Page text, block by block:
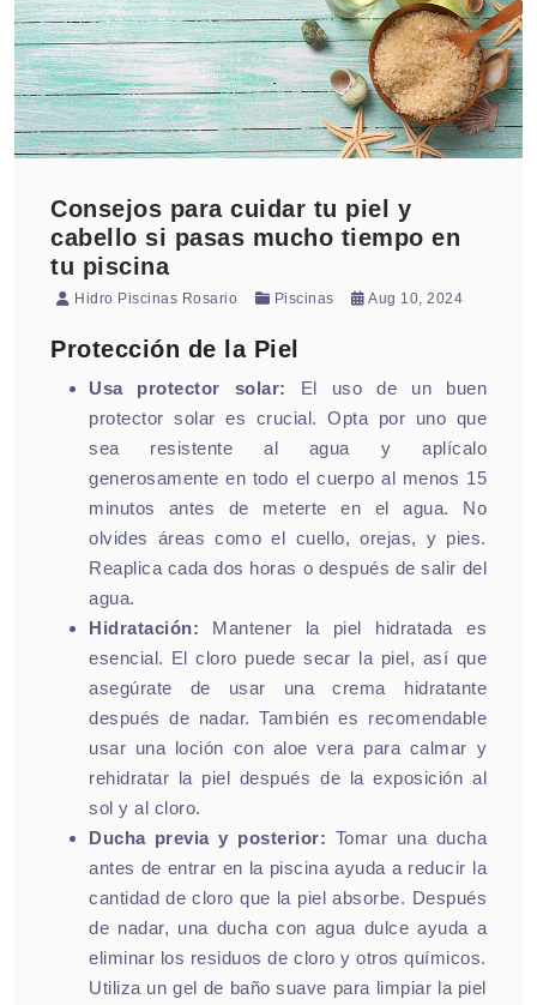
Consejos para cuidar tu piel y
cabello si pasas mucho tiempo en
tu piscina
Hidro Piscinas Rosario Piscinas Aug 10, 2024
Protección de la Piel
Usa protector solar:
El uso de un buen
protector solar es crucial. Opta por uno que
sea resistente al agua y aplícalo
generosamente en todo el cuerpo al menos 15
minutos antes de meterte en el agua. No
olvides áreas como el cuello, orejas, y pies.
Reaplica cada dos horas o después de salir del
agua.
Hidratación: Mantener la piel hidratada es
esencial. El cloro puede secar la piel, así que
asegúrate de usar una crema hidratante
después de nadar. También es recomendable
usar una loción con aloe vera para calmar y
rehidratar la piel después de la exposición al
sol y al cloro.
Ducha previa y posterior: Tomar una ducha
antes de entrar en la piscina ayuda a reducir la
cantidad de cloro que la piel absorbe. Después
de nadar, una ducha con agua dulce ayuda a
eliminar los residuos de cloro y otros químicos.
Utiliza un gel de baño suave para limpiar la piel